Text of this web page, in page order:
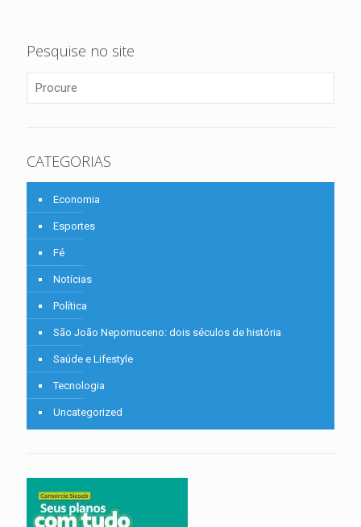
Pesquise no site
CATEGORIAS
Economia
Esportes
Fé
Notícias
Política
São João Nepomuceno: dois séculos de história
Saúde e Lifestyle
Tecnologia
Uncategorized